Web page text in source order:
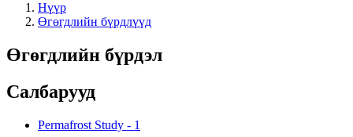
Нүүр
Өгөгдлийн бүрдлүүд
Өгөгдлийн бүрдэл
Салбарууд
Permafrost Study - 1